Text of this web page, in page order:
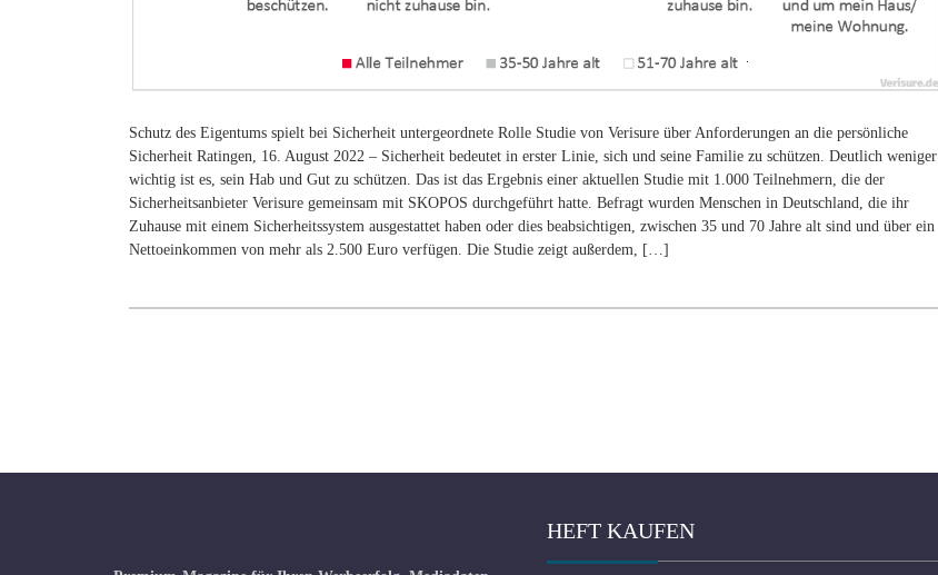
nach:
Schutz des Eigentums spielt bei Sicherheit untergeordnete Rolle Studie von Verisure über Anforderungen an die persönliche
Sicherheit Ratingen, 16. August 2022 – Sicherheit bedeutet in erster Linie, sich und seine Familie zu schützen. Deutlich weniger
wichtig ist es, sein Hab und Gut zu schützen. Das ist das Ergebnis einer aktuellen Studie mit 1.000 Teilnehmern, die der
Sicherheitsanbieter Verisure gemeinsam mit SKOPOS durchgeführt hatte. Befragt wurden Menschen in Deutschland, die ihr
Zuhause mit einem Sicherheitssystem ausgestattet haben oder dies beabsichtigen, zwischen 35 und 70 Jahre alt sind und über ein
Nettoeinkommen von mehr als 2.500 Euro verfügen. Die Studie zeigt außerdem, […]
HEFT KAUFEN